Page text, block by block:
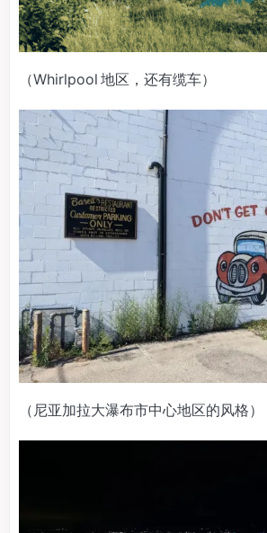
（Whirlpool 地区，还有缆车）
（尼亚加拉大瀑布市中心地区的风格）